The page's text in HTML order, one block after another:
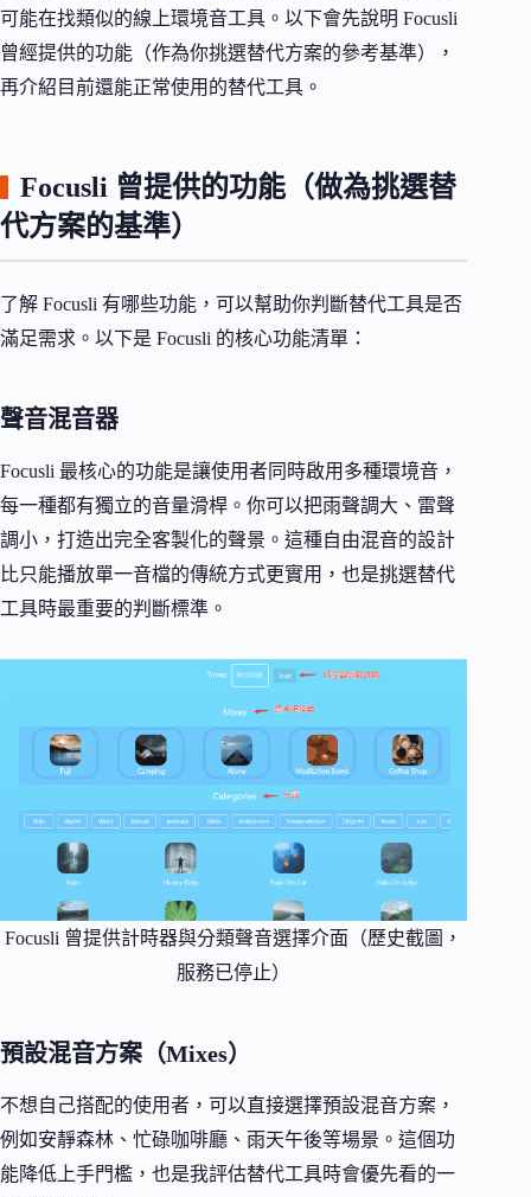
可能在找類似的線上環境音工具。以下會先說明 Focusli
曾經提供的功能（作為你挑選替代方案的參考基準），
再介紹目前還能正常使用的替代工具。
Focusli 曾提供的功能（做為挑選替
代方案的基準）
了解 Focusli 有哪些功能，可以幫助你判斷替代工具是否
滿足需求。以下是 Focusli 的核心功能清單：
聲音混音器
Focusli 最核心的功能是讓使用者同時啟用多種環境音，
每一種都有獨立的音量滑桿。你可以把雨聲調大、雷聲
調小，打造出完全客製化的聲景。這種自由混音的設計
比只能播放單一音檔的傳統方式更實用，也是挑選替代
工具時最重要的判斷標準。
Focusli 曾提供計時器與分類聲音選擇介面（歷史截圖，
服務已停止）
預設混音方案（Mixes）
不想自己搭配的使用者，可以直接選擇預設混音方案，
例如安靜森林、忙碌咖啡廳、雨天午後等場景。這個功
能降低上手門檻，也是我評估替代工具時會優先看的一